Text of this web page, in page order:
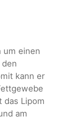
um einen
kann er
das Lipom
am